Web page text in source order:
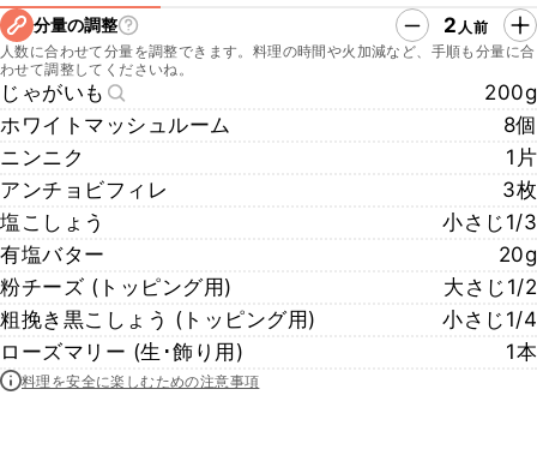
分量の調整 2 人前
人数に合わせて分量を調整できます。料理の時間や火加減など、手順も分量に合
わせて調整してくださいね。
じゃがいも
200g
ホワイトマッシュルーム
8個
ニンニク
1片
アンチョビフィレ
3枚
塩こしょう
小さじ1/3
有塩バター
20g
粉チーズ (トッピング用)
大さじ1/2
粗挽き黒こしょう (トッピング用)
小さじ1/4
ローズマリー (生･飾り用)
1本
料理を安全に楽しむための注意事項